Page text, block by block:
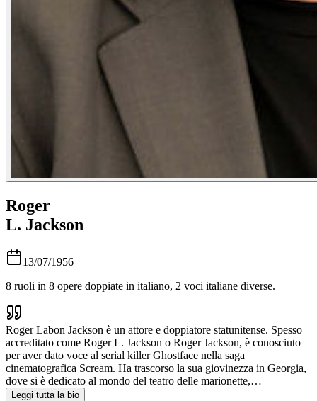
Roger
L. Jackson
13/07/1956
8 ruoli in 8 opere doppiate in italiano, 2 voci italiane diverse.
Roger Labon Jackson è un attore e doppiatore statunitense. Spesso
accreditato come Roger L. Jackson o Roger Jackson, è conosciuto
per aver dato voce al serial killer Ghostface nella saga
cinematografica Scream. Ha trascorso la sua giovinezza in Georgia,
dove si è dedicato al mondo del teatro delle marionette,…
Leggi tutta la bio